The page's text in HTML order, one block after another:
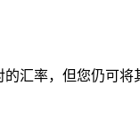
汇率，但您仍可